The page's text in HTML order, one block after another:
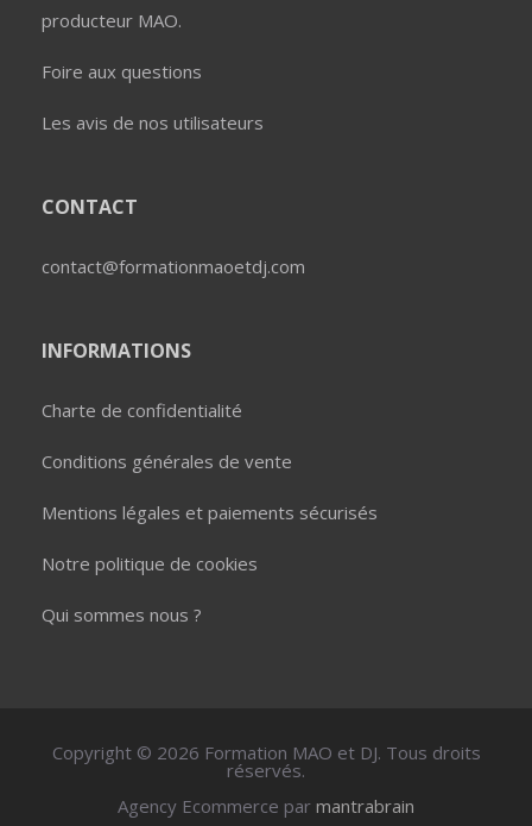
producteur MAO.
Foire aux questions
Les avis de nos utilisateurs
CONTACT
contact@formationmaoetdj.com
INFORMATIONS
Charte de confidentialité
Conditions générales de vente
Mentions légales et paiements sécurisés
Notre politique de cookies
Qui sommes nous ?
Copyright © 2026 Formation MAO et DJ. Tous droits
réservés.
Agency Ecommerce par mantrabrain
DJ R
Son style d'enseignement et sa capacité à
simplifier et à briser les schémas...